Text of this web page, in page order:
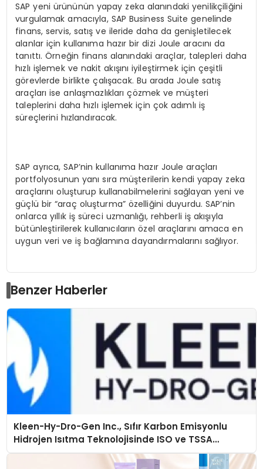
SAP yeni ürününün yapay zeka alanındaki yenilikçiliğini
vurgulamak amacıyla, SAP Business Suite genelinde
finans, servis, satış ve ileride daha da genişletilecek
alanlar için kullanıma hazır bir dizi Joule aracını da
tanıttı. Örneğin finans alanındaki araçlar, talepleri daha
hızlı işlemek ve nakit akışını iyileştirmek için çeşitli
görevlerde birlikte çalışacak. Bu arada Joule satış
araçları ise anlaşmazlıkları çözmek ve müşteri
taleplerini daha hızlı işlemek için çok adımlı iş
süreçlerini hızlandıracak.
SAP ayrıca, SAP’nin kullanıma hazır Joule araçları
portfolyosunun yanı sıra müşterilerin kendi yapay zeka
araçlarını oluşturup kullanabilmelerini sağlayan yeni ve
güçlü bir “araç oluşturma” özelliğini duyurdu. SAP’nin
onlarca yıllık iş süreci uzmanlığı, rehberli iş akışıyla
bütünleştirilerek kullanıcıların özel araçlarını amaca en
uygun veri ve iş bağlamına dayandırmalarını sağlıyor.
Benzer Haberler
Kleen-Hy-Dro-Gen Inc., Sıfır Karbon Emisyonlu
Hidrojen Isıtma Teknolojisinde ISO ve TSSA
Düzenleyici Onaylarını Aldı